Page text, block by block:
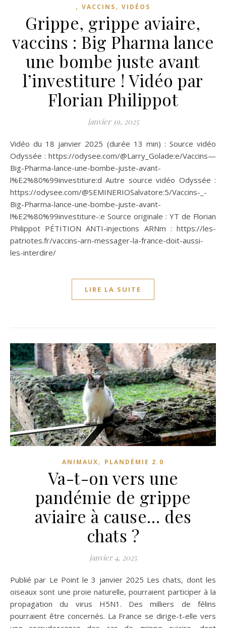
, VACCINS, VIDÉOS
Grippe, grippe aviaire,
vaccins : Big Pharma lance
une bombe juste avant
l’investiture ! Vidéo par
Florian Philippot
janvier 19, 2025
Vidéo du 18 janvier 2025 (durée 13 min) : Source vidéo
Odyssée : https://odysee.com/@Larry_Golade:e/Vaccins—
Big-Pharma-lance-une-bombe-juste-avant-
l%E2%80%99investiture:d Autre source vidéo Odyssée :
https://odysee.com/@SEMINERIOSalvatore:5/Vaccins-_-
Big-Pharma-lance-une-bombe-juste-avant-
l%E2%80%99investiture-:e Source originale : YT de Florian
Philippot PÉTITION ANTI-injections ARNm : https://les-
patriotes.fr/vaccins-arn-messager-la-france-doit-aussi-
les-interdire/
LIRE LA SUITE
ANIMAUX, PLANDÉMIE 2.0
Va-t-on vers une
pandémie de grippe
aviaire à cause… des
chats ?
janvier 4, 2025
Publié par Le Point le 3 janvier 2025 Les chats, dont les
oiseaux sont une proie naturelle, pourraient participer à la
propagation du virus H5N1. Des milliers de félins
pourraient être concernés. La France se dirige-t-elle vers